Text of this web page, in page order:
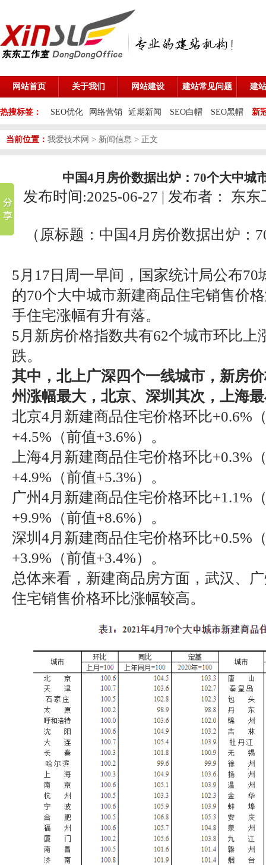
网站首页 关于我们 网站建设 建站常见问题 建
热搜标签： SEO优化 网络营销 近期新闻 SEO白帽 SEO黑帽 新
当前位置： 我爱技术网 > 新闻信息 > 正文
中国4月房价数据出炉：70个大中城
发布时间:2025-06-27 | 发布者： 东东
（原标题：中国4月房价数据出炉：
5月17日周一早间，国家统计局公布70
的70个大中城市新建商品住宅销售价
手住宅涨幅有升有落。
5月新房价格指数共有62个城市环比上
跌。
其中，北上广深四个一线城市，新房
州涨幅最大，北京、深圳其次，上海
北京4月新建商品住宅价格环比+0.6%
+4.5%（前值+3.6%）。
上海4月新建商品住宅价格环比+0.3%
+4.9%（前值+5.3%）。
广州4月新建商品住宅价格环比+1.1%
+9.9%（前值+8.6%）。
深圳4月新建商品住宅价格环比+0.5%
+3.9%（前值+3.4%）。
总体来看，新建商品房方面，武汉、
住宅销售价格环比涨幅较高。